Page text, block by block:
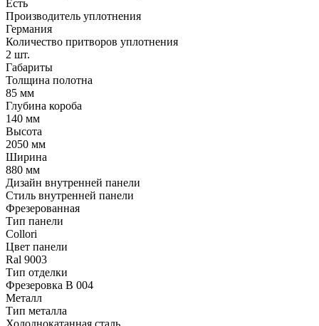
Есть
Производитель уплотнения
Германия
Количество притворов уплотнения
2 шт.
Габариты
Толщина полотна
85 мм
Глубина короба
140 мм
Высота
2050 мм
Ширина
880 мм
Дизайн внутренней панели
Стиль внутренней панели
Фрезерованная
Тип панели
Collori
Цвет панели
Ral 9003
Тип отделки
Фрезеровка B 004
Металл
Тип металла
Холоднокатанная сталь